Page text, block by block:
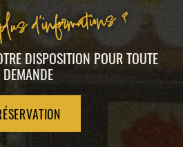
d'informations ?
DISPOSITION POUR TOUTE
DEMANDE
RÉSERVATION